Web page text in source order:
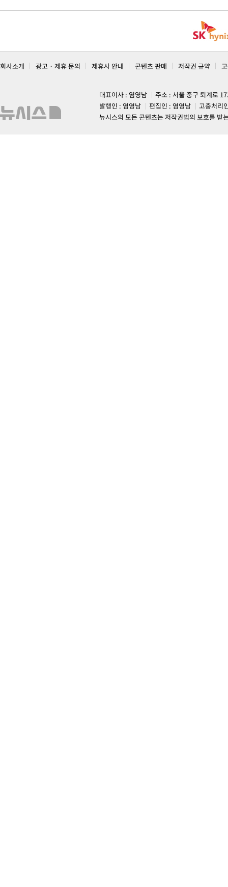
회사소개 광고 · 제휴 문의 제휴사 안내 콘텐츠 판매 저작권 규약
대표이사 : 염영남
주소 : 서울 중구 퇴계로
발행인 : 염영남
편집인 : 염영남
고충처리
뉴시스의 모든 콘텐츠는 저작권법의 보호를